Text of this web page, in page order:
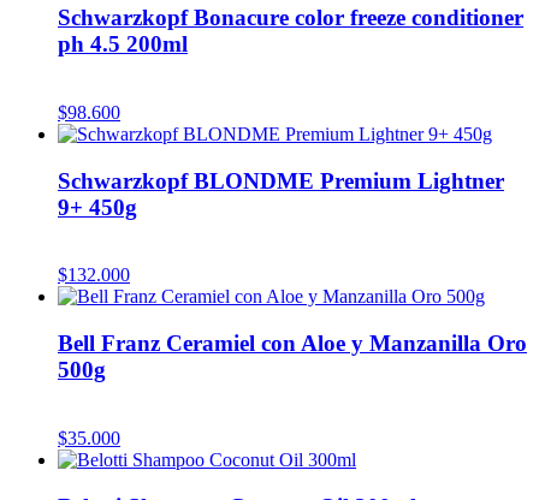
Schwarzkopf Bonacure color freeze conditioner
ph 4.5 200ml
$98.600
Schwarzkopf BLONDME Premium Lightner
9+ 450g
$132.000
Bell Franz Ceramiel con Aloe y Manzanilla Oro
500g
$35.000